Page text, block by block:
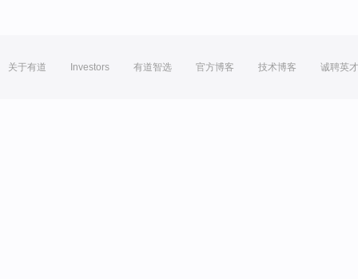
关于有道 Investors 有道智选 官方博客 技术博客 诚聘英才